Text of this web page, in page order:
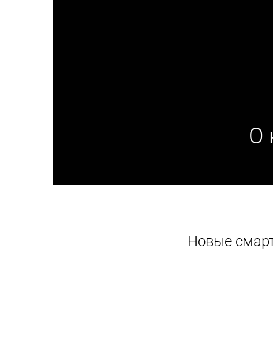
О
Новые